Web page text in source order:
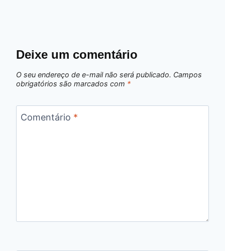
Deixe um comentário
O seu endereço de e-mail não será publicado. Campos
obrigatórios são marcados com *
Comentário *